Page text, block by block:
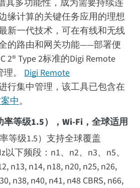
其多功能性，成为需要持续连
缘计算的关键任务应用的理想
新一代技术，可在有线和无线
的路由和网关功能——部署便
2® Type 2标准的Digi Remote
理。Digi Remote
行集中管理，该工具已包含在
中。
率等级1.5），Wi-Fi，全球适用
等级1.5）支持全球覆盖
以下频段：n1、n2、n3、n5、
n13, n14, n18, n20, n25, n26,
n38, n40, n41, n48 CBRS, n66,